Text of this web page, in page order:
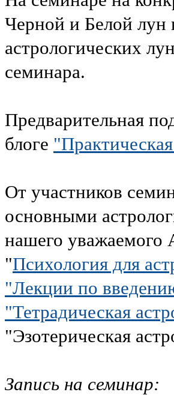
Черной и Белой лун
астрологических
семинара.
Предварительная
блоге
От участников
основными
нашего уважаемого
"Психология для
"Лекции по
"Тетрадическая
"Эзотерическая
Запись на семинар: